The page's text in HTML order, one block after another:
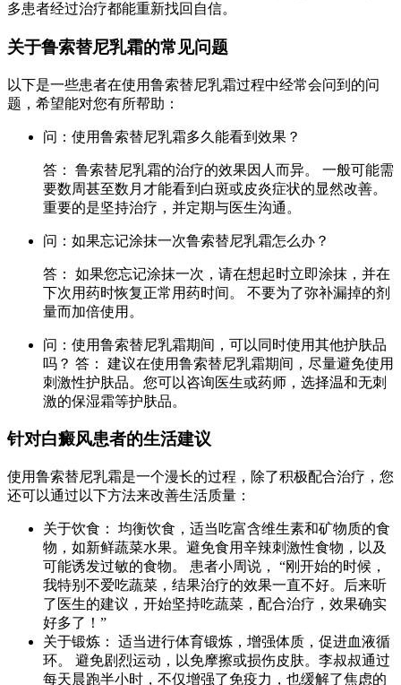
多患者经过治疗都能重新找回自信。
关于鲁索替尼乳霜的常见问题
以下是一些患者在使用鲁索替尼乳霜过程中经常会问到的问
题，希望能对您有所帮助：
问：使用鲁索替尼乳霜多久能看到效果？
答： 鲁索替尼乳霜的治疗的效果因人而异。 一般可能需
要数周甚至数月才能看到白斑或皮炎症状的显然改善。
重要的是坚持治疗，并定期与医生沟通。
问：如果忘记涂抹一次鲁索替尼乳霜怎么办？
答： 如果您忘记涂抹一次，请在想起时立即涂抹，并在
下次用药时恢复正常用药时间。 不要为了弥补漏掉的剂
量而加倍使用。
问：使用鲁索替尼乳霜期间，可以同时使用其他护肤品
吗？ 答： 建议在使用鲁索替尼乳霜期间，尽量避免使用
刺激性护肤品。您可以咨询医生或药师，选择温和无刺
激的保湿霜等护肤品。
针对白癜风患者的生活建议
使用鲁索替尼乳霜是一个漫长的过程，除了积极配合治疗，您
还可以通过以下方法来改善生活质量：
关于饮食： 均衡饮食，适当吃富含维生素和矿物质的食
物，如新鲜蔬菜水果。避免食用辛辣刺激性食物，以及
可能诱发过敏的食物。 患者小周说， “刚开始的时候，
我特别不爱吃蔬菜，结果治疗的效果一直不好。后来听
了医生的建议，开始坚持吃蔬菜，配合治疗，效果确实
好多了！”
关于锻炼： 适当进行体育锻炼，增强体质，促进血液循
环。 避免剧烈运动，以免摩擦或损伤皮肤。李叔叔通过
每天晨跑半小时，不仅增强了免疫力，也缓解了焦虑的